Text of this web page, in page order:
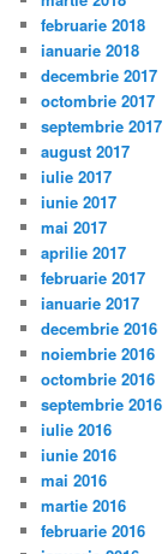
februarie 2018
ianuarie 2018
decembrie 2017
octombrie 2017
septembrie 2017
august 2017
iulie 2017
iunie 2017
mai 2017
aprilie 2017
februarie 2017
ianuarie 2017
decembrie 2016
noiembrie 2016
octombrie 2016
septembrie 2016
iulie 2016
iunie 2016
mai 2016
martie 2016
februarie 2016